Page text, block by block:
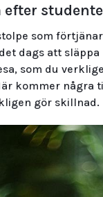
efter
som
dags att
som du
kommer några
gör skillnad.